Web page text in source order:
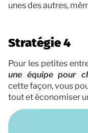
unes des autres,
Stratégie 4
Pour les petites
une équipe pour
cette façon, vous
tout et économiser